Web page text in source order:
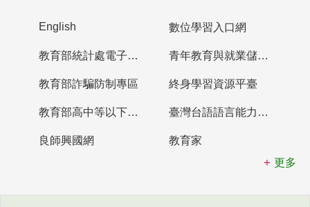
English 數位學習入口網
教育部統計處電子書櫃 青年教育與就業儲蓄帳戶
教育部詐騙防制專區 終身學習資源平臺
教育部高中等以下學校及幼兒園教師資格檢定考試 臺灣台語語言能力認證網站
良師興國網
教育家
更多